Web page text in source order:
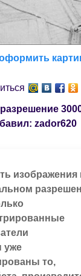
zador620
изображения
уже
то,